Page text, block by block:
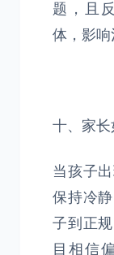
题，且
体，影响
十、家
当孩子
保持冷
子到正
目相信